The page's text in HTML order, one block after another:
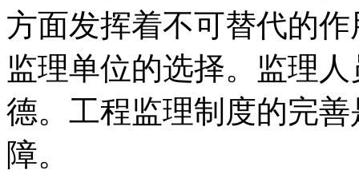
方面发挥着不可替代的
监理单位的选择。监理
德。工程监理制度的完
障。